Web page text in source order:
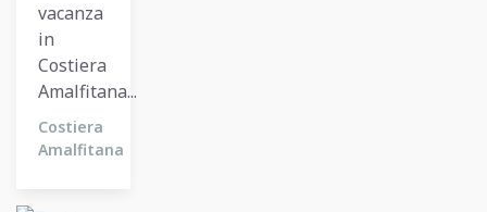
vacanza
in
Costiera
Amalfitana...
Costiera
Amalfitana